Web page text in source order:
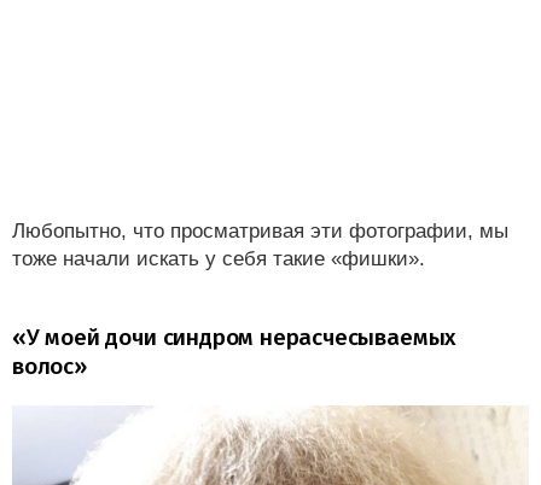
Любопытно, что просматривая эти фотографии, мы
тоже начали искать у себя такие «фишки».
«У моей дочи синдром нерасчесываемых
волос»